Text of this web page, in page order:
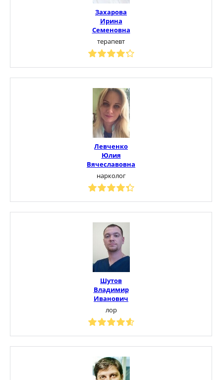
Захарова
Ирина
Семеновна
терапевт
Левченко
Юлия
Вячеславовна
нарколог
Шутов
Владимир
Иванович
лор